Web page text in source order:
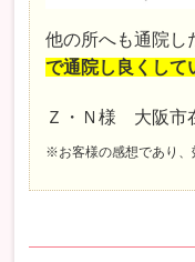
他の所へも通院し
で通院し良くして
Ｚ・Ｎ様 大阪
※お客様の感想であり、